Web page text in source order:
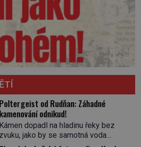
Poltergeist od Rudňan: Záhadné
kamenování odnikud!
Kámen dopadl na hladinu řeky bez
zvuku, jako by se samotná voda
rozhodla mlčet. Mladší z chlapců